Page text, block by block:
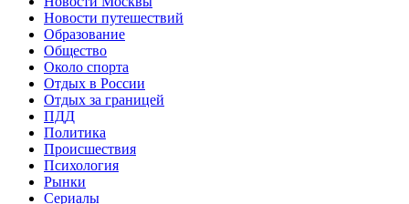
Новости путешествий
Образование
Общество
Около спорта
Отдых в России
Отдых за границей
ПДД
Политика
Происшествия
Психология
Рынки
Сериалы